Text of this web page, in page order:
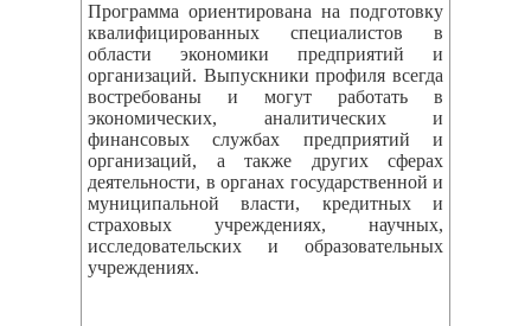
Программа ориентирована на подготовку
квалифицированных специалистов в
области экономики предприятий и
организаций. Выпускники профиля всегда
востребованы и могут работать в
экономических, аналитических и
финансовых службах предприятий и
организаций, а также других сферах
деятельности, в органах государственной и
муниципальной власти, кредитных и
страховых учреждениях, научных,
исследовательских и образовательных
учреждениях.